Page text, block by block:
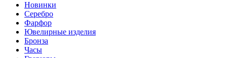
Новинки
Серебро
Фарфор
Ювелирные изделия
Бронза
Часы